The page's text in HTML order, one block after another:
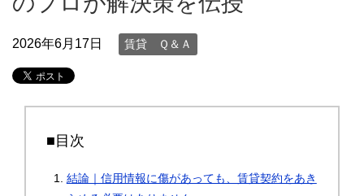
2026年6月17日 賃貸 Ｑ＆Ａ
■目次
結論｜信用情報に傷があっても、賃貸契約をあき